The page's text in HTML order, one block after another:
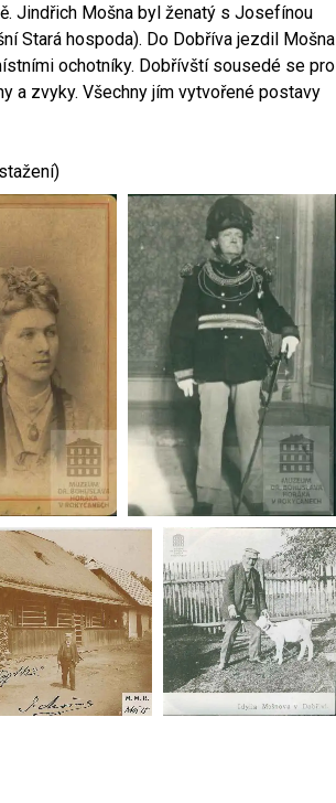
Jindřich Mošna byl ženatý s Josefínou
Stará hospoda). Do Dobříva jezdil Mošna
ochotníky. Dobřívští sousedé se pro
a zvyky. Všechny jím vytvořené postavy